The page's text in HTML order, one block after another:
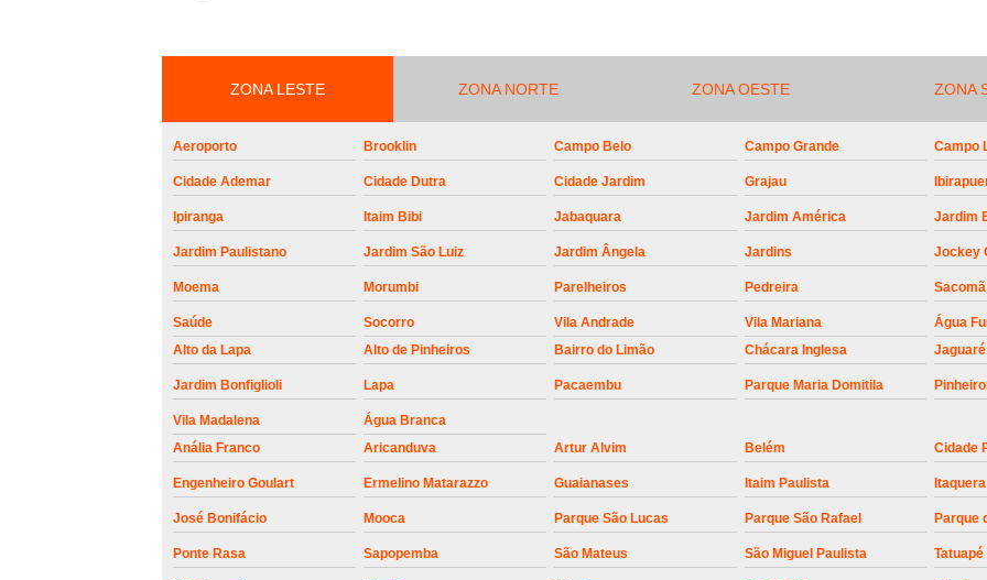
central do
portões
roldanas e
rolamento de
portões
Empresa de
Empresa de
Empresa para
Empresa para
Empresa para
Empresa para
Empresa para
Empresa para
Empresa para
Empresa para Instalação de Trava
Instalação de Motor de Portão
Instalação de Motor em Portão
Instalação de Motor para
ZONA LESTE ZONA NORTE ZONA OESTE ZONA
Aeroporto Brooklin Campo Belo Campo Grande Campo
Cidade Ademar Cidade Dutra Cidade Jardim Grajau
Ipiranga Itaim Bibi Jabaquara Jardim América Jardim
Jardim Paulistano Jardim São Luiz Jardim Ângela Jardins Jockey
Moema Morumbi Parelheiros Pedreira Sacomã
Saúde Socorro Vila Andrade Vila Mariana
Água
Alto da Lapa
Alto de Pinheiros Bairro do Limão Chácara Inglesa Jaguaré
Jardim Bonfiglioli Lapa Pacaembu Parque Maria Domitila
Vila Madalena
Água Branca
Anália Franco
Aricanduva Artur Alvim Belém Cidade
Engenheiro Goulart Ermelino Matarazzo Guaianases Itaim Paulista Itaquera
José Bonifácio Mooca Parque São Lucas Parque São Rafael Parque
Ponte Rasa Sapopemba São Mateus São Miguel Paulista Tatuapé